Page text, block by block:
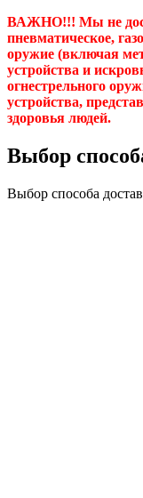
ВАЖНО!!! Мы не
пневматическое,
оружие (включая
устройства и
огнестрельного
устройства,
здоровья людей.
Выбор
Выбор способа